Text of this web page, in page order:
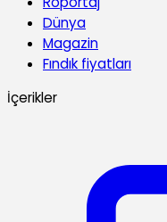
Dünya
Magazin
Fındık fiyatları
İçerikler